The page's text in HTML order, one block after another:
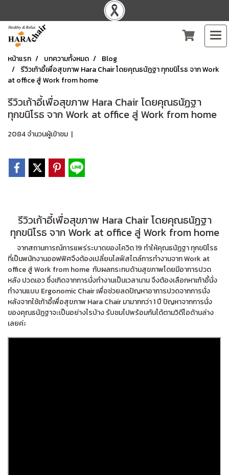
หน้าแรก บทความทั้งหมด
Blog
รีวิวเก้าอี้เพื่อสุขภาพ Hara Chair โดยคุณธนัฏฐา ทุกขนิโรธ จาก Work
at office สู่ Work from home
รีวิวเก้าอี้เพื่อสุขภาพ Hara Chair โดยคุณธนัฏฐา
ทุกขนิโรธ จาก Work at office สู่ Work from home
2084 จำนวนผู้เข้าชม |
รีวิวเก้าอี้เพื่อสุขภาพ Hara Chair โดยคุณธนัฏฐา
ทุกขนิโรธ จาก Work at office สู่ Work from home
จากสถานการณ์การแพร่ระบาดของโควิด 19 ทำให้คุณธนัฏฐา ทุกขนิโรธ
ที่เป็นพนักงานออฟฟิศจึงต้องเปลี่ยนไลฟ์สไตล์การทำงานจาก Work at
office สู่ Work from home กับผลกระทบด้านสุขภาพโดยมีอาการปวด
หลัง ปวดเอว ซึ่งเกิดจากการนั่งทำงานเป็นเวลานาน จึงต้องเลือกหาเก้าอี้นั่ง
ทำงานแบบ Ergonomic Chair เพื่อช่วยลดปัญหาอาการปวดจากการนั่ง
หลังจากใช้เก้าอี้เพื่อสุขภาพ Hara Chair มามากกว่า 1 ปี ปัญหาจากการนั่ง
ของคุณธนัฏฐาจะเป็นอย่างไรบ้าง รับชมไปพร้อมกันได้ตามวิดีโอด้านล่าง
เลยค่ะ